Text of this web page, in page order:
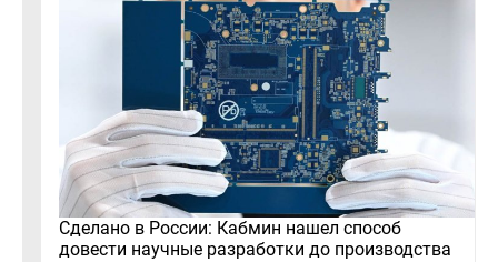
Сделано в России: Кабмин нашел способ
довести научные разработки до производства